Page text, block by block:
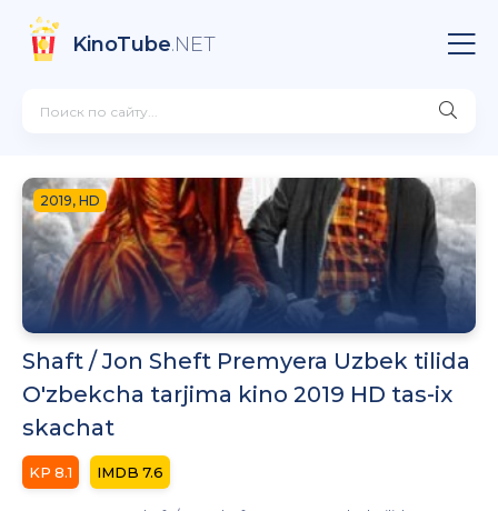
KinoTube.NET
2019, HD
Shaft / Jon Sheft Premyera Uzbek tilida
O'zbekcha tarjima kino 2019 HD tas-ix
skachat
8.1 7.6